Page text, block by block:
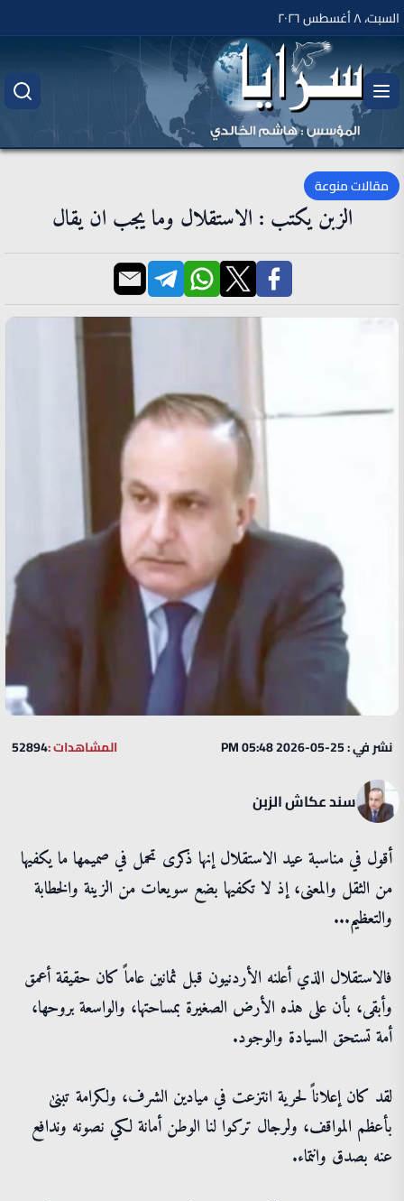
السبت، ٨ أغسطس ٢٠٢٦
مقالات منوعة
الزبن يكتب : الاستقلال وما يجب ان يقال
نشر في : 25-05-2026 05:48 PM المشاهدات :52894
سند عكاش الزبن
​أقول في مناسبة عيد الاستقلال إنها ذكرى تحمل في صميمها ما يكفيها
من الثقل والمعنى، إذ لا تكفيها بضع سويعات من الزينة والخطابة
والتعظيم...
​فالاستقلال الذي أعلنه الأردنيون قبل ثمانين عاماً كان حقيقة أعمق
وأبقى، بأن على هذه الأرض الصغيرة بمساحتها، والواسعة بروحها،
أمة تستحق السيادة والوجود.
​لقد كان إعلاناً لحرية انتزعت في ميادين الشرف، ولكرامة تبنىٰ
بأعظم المواقف، ولرجال تركوا لنا الوطن أمانة لكي نصونه وندافع
عنه بصدق وانتماء.